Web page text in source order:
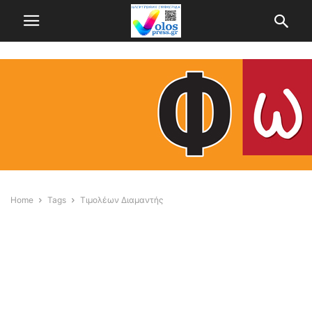
Home Tags Τιμολέων Διαμαντής